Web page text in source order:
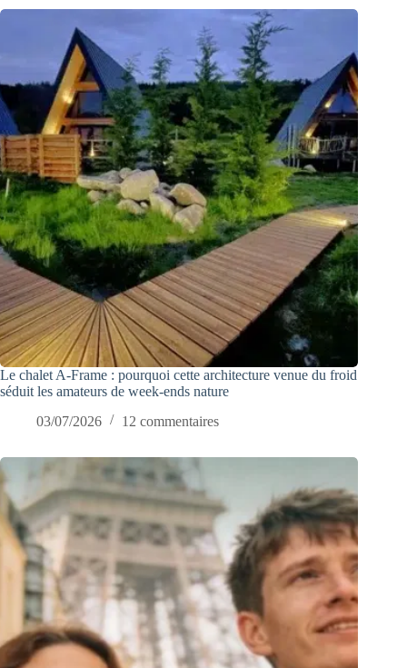
Le chalet A-Frame : pourquoi cette architecture venue du froid
séduit les amateurs de week-ends nature
03/07/2026
12 commentaires